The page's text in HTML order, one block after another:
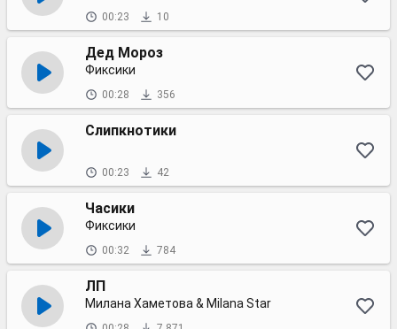
00:23 10
Дед Мороз
Фиксики
00:28 356
Слипкнотики
00:23 42
Часики
Фиксики
00:32 784
ЛП
Милана Хаметова & Milana Star